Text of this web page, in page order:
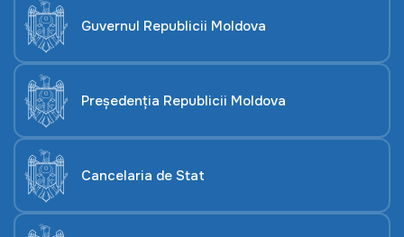
Guvernul Republicii Moldova
Președenția Republicii Moldova
Cancelaria de Stat